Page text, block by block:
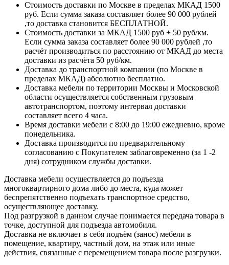
Стоимость доставки по Москве в пределах МКАД 1500
руб. Если сумма заказа составляет более 90 000 рублей
,то доставка становится БЕСПЛАТНОЙ.
Стоимость доставки за МКАД 1500 руб + 50 руб/км.
Если сумма заказа составляет более 90 000 рублей ,то
расчёт производиться по расстоянию от МКАД до места
доставки из расчёта 50 руб/км.
Доставка до транспортной компании (по Москве в
пределах МКАД) абсолютно бесплатно.
Доставка мебели по территории Москвы и Московской
области осуществляется собственным грузовым
автотранспортом, поэтому интервал доставки
составляет всего 4 часа.
Время доставки мебели с 8:00 до 19:00 ежедневно, кроме
понедельника.
Доставка производится по предварительному
согласованию с Покупателем заблаговременно (за 1 -2
дня) сотрудником службы доставки.
Доставка мебели осуществляется до подъезда
многоквартирного дома либо до места, куда может
беспрепятственно подъехать транспортное средство,
осуществляющее доставку.
Под разгрузкой в данном случае понимается передача товара в
точке, доступной для подъезда автомобиля.
Доставка не включает в себя подъём (занос) мебели в
помещение, квартиру, частный дом, на этаж или иные
действия, связанные с перемещением товара после разгрузки.